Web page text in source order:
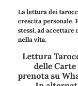
La lettura dei
crescita personale.
stessi, ad accettare
nella vita.
Lettura
delle
prenota su